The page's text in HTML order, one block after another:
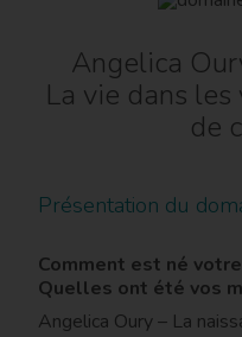
Angelica
La vie dans
de
Présentation du
Comment est né
Quelles ont été vos
Angelica Oury – La